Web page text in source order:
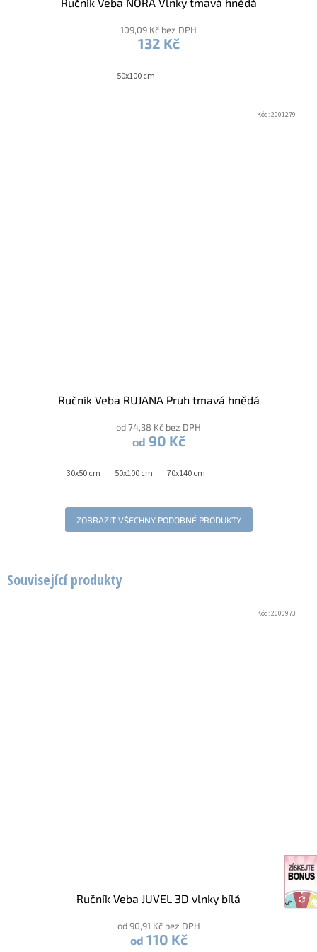
Související produkty
Ručník Veba JUVEL 3D vlnky bílá
od 90,91 Kč bez DPH
od 110 Kč
Kód:2000973
Ručník Veba NORA Vlnky tmavá hnědá
109,09 Kč bez DPH
132 Kč
50x100 cm
Ručník Veba RUJANA Pruh tmavá hnědá
od 74,38 Kč bez DPH
od 90 Kč
30x50 cm 50x100 cm 70x140 cm
Kód:2001279
ZOBRAZIT VŠECHNY PODOBNÉ PRODUKTY